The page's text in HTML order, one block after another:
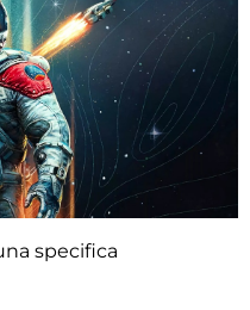
specifica